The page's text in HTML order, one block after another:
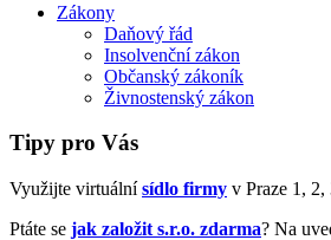
Zákony
Daňový řád
Insolvenční zákon
Občanský zákoník
Živnostenský zákon
Tipy pro Vás
Využijte virtuálnísídlo firmy v Praze 1,
Ptáte se jak založit s.r.o. zdarma? Na